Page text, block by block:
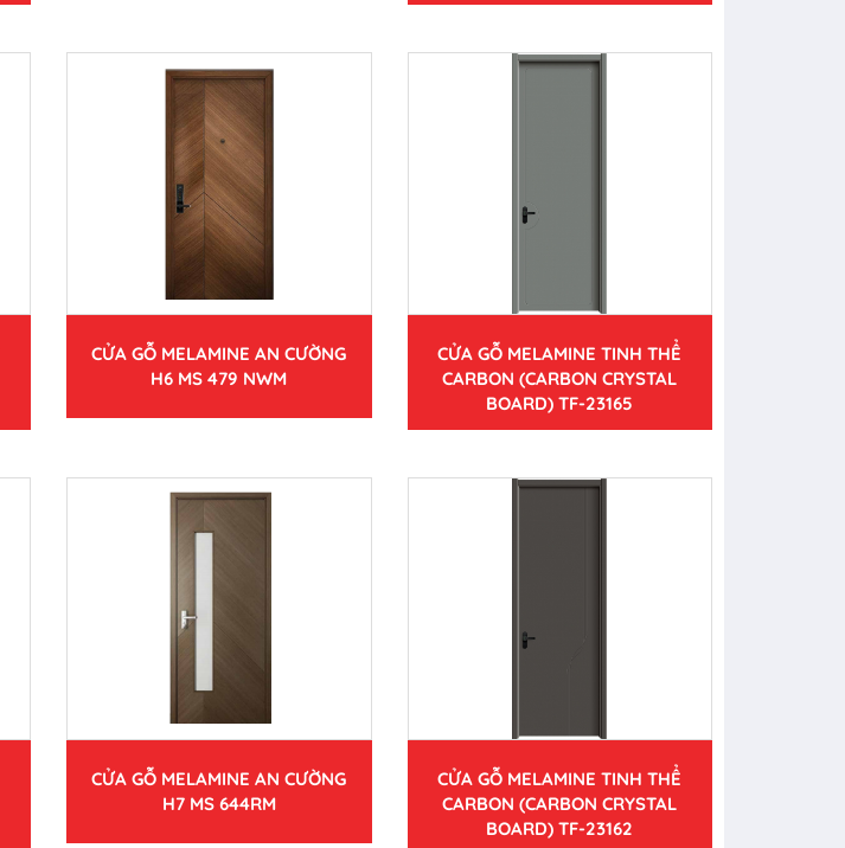
CỬA GỖ MELAMINE AN CƯỜNG
H6 MS 479 NWM
CỬA GỖ MELAMINE TINH THỂ
CARBON (CARBON CRYSTAL
BOARD) TF-23165
CỬA GỖ MELAMINE AN CƯỜNG
H7 MS 644RM
CỬA GỖ MELAMINE TINH THỂ
CARBON (CARBON CRYSTAL
BOARD) TF-23162